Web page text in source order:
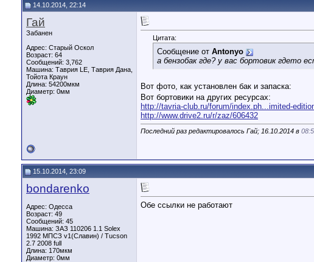
14.10.2014, 22:14
Гай
Забанен
Адрес: Старый Оскол
Возраст: 64
Сообщений: 3,762
Машина: Таврия LE, Таврия Дана,
Тойота Краун
Длина: 54200мкм
Диаметр: 0мм
Цитата:
Сообщение от Antonyo
а бензобак где? у вас бортовик гдето
Вот фото, как установлен бак и запаска:
Вот бортовики на других ресурсах:
http://tavria-club.ru/forum/index.ph...imited-
http://www.drive2.ru/r/zaz/606432
Последний раз редактировалось Гай; 16.10.2014 в
15.10.2014, 23:09
bondarenko
Адрес: Одесса
Возраст: 49
Сообщений: 45
Машина: ЗАЗ 110206 1.1 Solex
1992 МПСЗ v1(Славин) / Tucson
2.7 2008 full
Длина: 170мкм
Диаметр: 0мм
Обе ссылки не работают